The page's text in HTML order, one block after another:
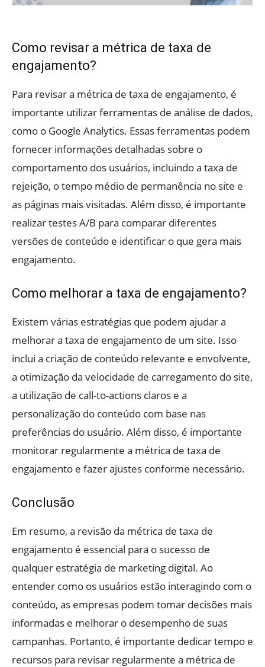
Como revisar a métrica de taxa de
engajamento?
Para revisar a métrica de taxa de engajamento, é
importante utilizar ferramentas de análise de dados,
como o Google Analytics. Essas ferramentas podem
fornecer informações detalhadas sobre o
comportamento dos usuários, incluindo a taxa de
rejeição, o tempo médio de permanência no site e
as páginas mais visitadas. Além disso, é importante
realizar testes A/B para comparar diferentes
versões de conteúdo e identificar o que gera mais
engajamento.
Como melhorar a taxa de engajamento?
Existem várias estratégias que podem ajudar a
melhorar a taxa de engajamento de um site. Isso
inclui a criação de conteúdo relevante e envolvente,
a otimização da velocidade de carregamento do site,
a utilização de call-to-actions claros e a
personalização do conteúdo com base nas
preferências do usuário. Além disso, é importante
monitorar regularmente a métrica de taxa de
engajamento e fazer ajustes conforme necessário.
Conclusão
Em resumo, a revisão da métrica de taxa de
engajamento é essencial para o sucesso de
qualquer estratégia de marketing digital. Ao
entender como os usuários estão interagindo com o
conteúdo, as empresas podem tomar decisões mais
informadas e melhorar o desempenho de suas
campanhas. Portanto, é importante dedicar tempo e
recursos para revisar regularmente a métrica de